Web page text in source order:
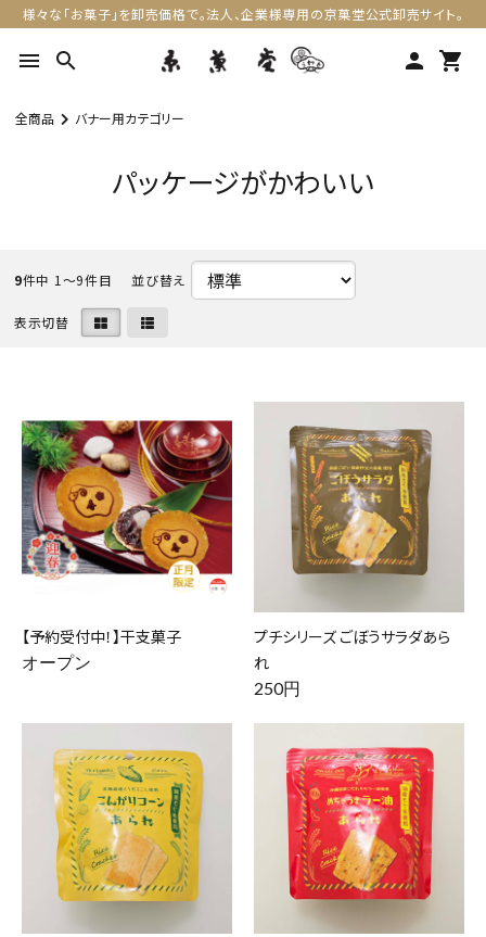
様々な「お菓子」を卸売価格で。法人、企業様専用の京菓堂公式卸売サイト。
menu search person shopping_cart
全商品 バナー用カテゴリー
パッケージがかわいい
9件中 1〜9件目
表示切替
【予約受付中！】干支菓子
オープン
プチシリーズ ごぼうサラダあら
れ
250円